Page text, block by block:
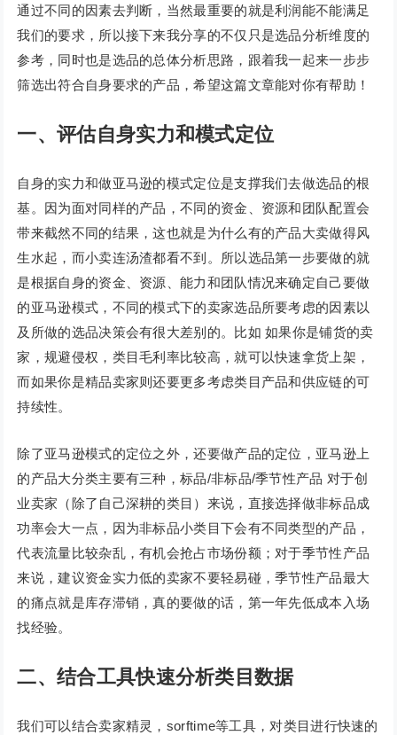
通过不同的因素去判断，当然最重要的就是利润能不能满足
我们的要求，所以接下来我分享的不仅只是选品分析维度的
参考，同时也是选品的总体分析思路，跟着我一起来一步步
筛选出符合自身要求的产品，希望这篇文章能对你有帮助！
一、评估自身实力和模式定位
自身的实力和做亚马逊的模式定位是支撑我们去做选品的根
基。因为面对同样的产品，不同的资金、资源和团队配置会
带来截然不同的结果，这也就是为什么有的产品大卖做得风
生水起，而小卖连汤渣都看不到。所以选品第一步要做的就
是根据自身的资金、资源、能力和团队情况来确定自己要做
的亚马逊模式，不同的模式下的卖家选品所要考虑的因素以
及所做的选品决策会有很大差别的。比如 如果你是铺货的卖
家，规避侵权，类目毛利率比较高，就可以快速拿货上架，
而如果你是精品卖家则还要更多考虑类目产品和供应链的可
持续性。
除了亚马逊模式的定位之外，还要做产品的定位，亚马逊上
的产品大分类主要有三种，标品/非标品/季节性产品 对于创
业卖家（除了自己深耕的类目）来说，直接选择做非标品成
功率会大一点，因为非标品小类目下会有不同类型的产品，
代表流量比较杂乱，有机会抢占市场份额；对于季节性产品
来说，建议资金实力低的卖家不要轻易碰，季节性产品最大
的痛点就是库存滞销，真的要做的话，第一年先低成本入场
找经验。
二、结合工具快速分析类目数据
我们可以结合卖家精灵，sorftime等工具，对类目进行快速的